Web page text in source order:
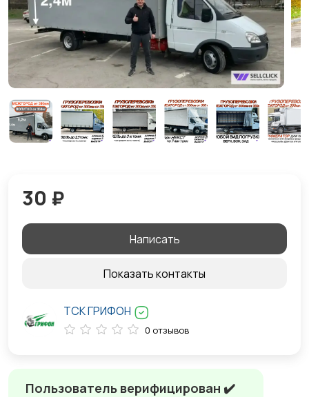
Пользователь верифицирован ✔️
30 ₽
Написать
Показать контакты
ТСК ГРИФОН
0 отзывов